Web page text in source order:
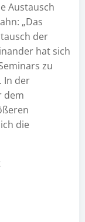
Austausch
„Das
der
hat sich
zu
In der
dem
die